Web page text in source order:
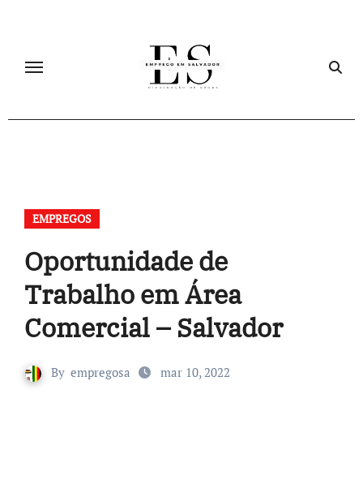
EMPREGOS
Oportunidade de
Trabalho em Área
Comercial – Salvador
By empregosa mar 10, 2022